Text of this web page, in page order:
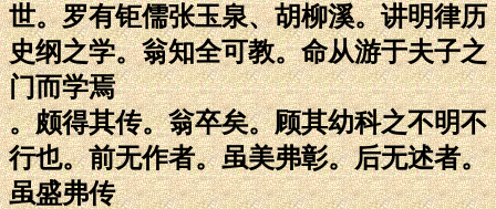
世。罗有钜儒张玉泉、胡柳溪。讲明律历
史纲之学。翁知全可教。命从游于夫子之
门而学焉
。颇得其传。翁卒矣。顾其幼科之不明不
行也。前无作者。虽美弗彰。后无述者。
虽盛弗传